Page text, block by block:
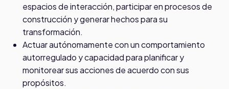
espacios de interacción, participar en procesos de
construcción y generar hechos para su
transformación.
Actuar autónomamente con un comportamiento
autorregulado y capacidad para planificar y
monitorear sus acciones de acuerdo con sus
propósitos.